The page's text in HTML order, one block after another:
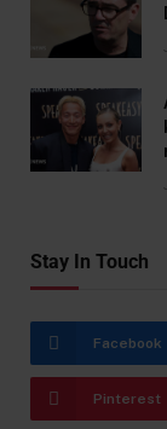
Stay In Touch
Facebook
Pinterest